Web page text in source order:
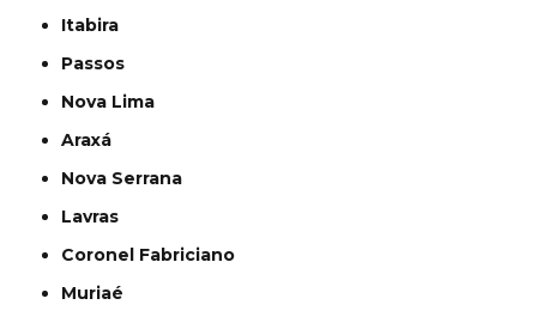
Itabira
Passos
Nova Lima
Araxá
Nova Serrana
Lavras
Coronel Fabriciano
Muriaé